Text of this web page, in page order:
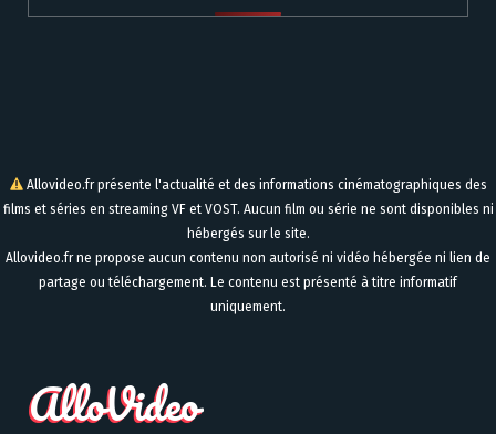
Allovideo.fr présente l'actualité et des informations cinématographiques des
films et séries en streaming VF et VOST. Aucun film ou série ne sont disponibles ni
hébergés sur le site.
Allovideo.fr ne propose aucun contenu non autorisé ni vidéo hébergée ni lien de
partage ou téléchargement. Le contenu est présenté à titre informatif
uniquement.